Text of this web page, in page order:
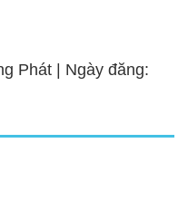
Phát | Ngày đăng: